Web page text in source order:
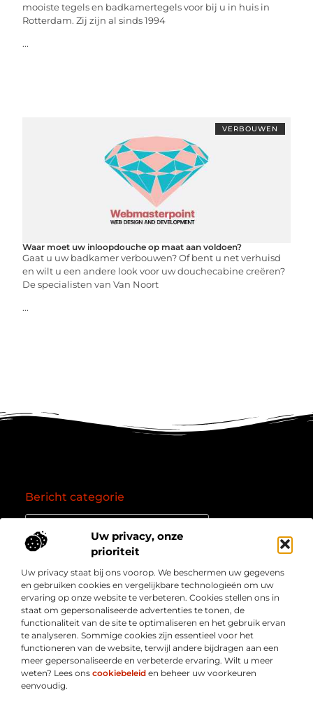
Uw privacy, onze
prioriteit
Uw privacy staat bij ons voorop. We beschermen uw gegevens
en gebruiken cookies en vergelijkbare technologieën om uw
ervaring op onze website te verbeteren. Cookies stellen ons in
staat om gepersonaliseerde advertenties te tonen, de
functionaliteit van de site te optimaliseren en het gebruik ervan
te analyseren. Sommige cookies zijn essentieel voor het
functioneren van de website, terwijl andere bijdragen aan een
meer gepersonaliseerde en verbeterde ervaring. Wilt u meer
weten? Lees ons cookiebeleid en beheer uw voorkeuren
eenvoudig.
mooiste tegels en badkamertegels voor bij u in huis in
Rotterdam. Zij zijn al sinds 1994
...
VERBOUWEN
Waar moet uw inloopdouche op maat aan voldoen?
Gaat u uw badkamer verbouwen? Of bent u net verhuisd
en wilt u een andere look voor uw douchecabine creëren?
De specialisten van Van Noort
...
Over
Bedrijf
” Jouw bron voor kennis, inzichten en inspiratie “
Laat je meenemen in diepgaande content, slimme tips
en waardevolle inzichten die je blik verruimen. Welkom
bij Webmasterpoint.nl – dé plek voor informatie die
inspireert en bijdraagt aan jouw online succes.
Onze informatie
Bericht categorie